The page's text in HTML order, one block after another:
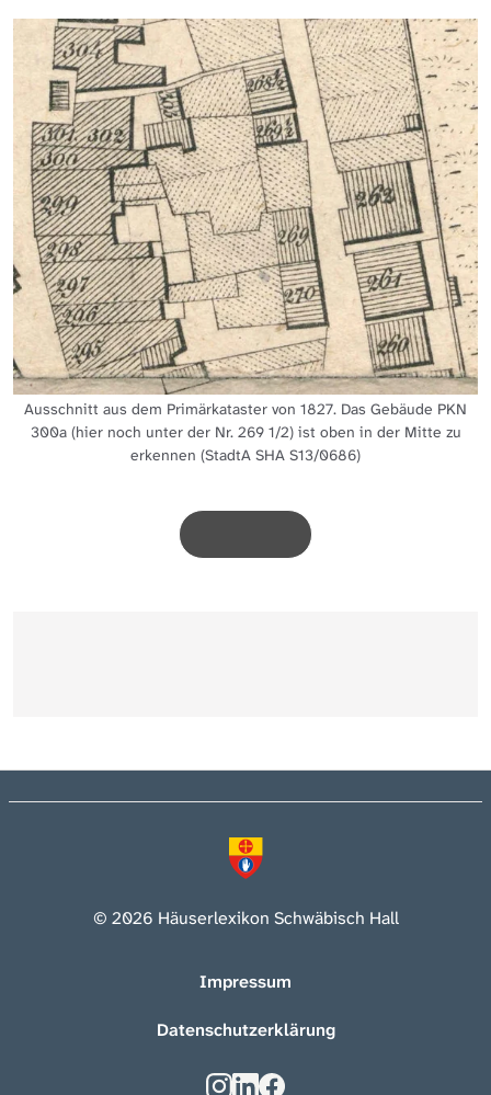
Ausschnitt aus dem Primärkataster von 1827. Das Gebäude PKN
300a (hier noch unter der Nr. 269 1/2) ist oben in der Mitte zu
erkennen (StadtA SHA S13/0686)
© 2026 Häuserlexikon Schwäbisch Hall
Impressum
Datenschutzerklärung